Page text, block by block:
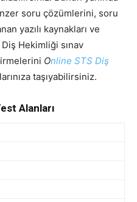
soru çözümlerini, soru
yazılı kaynakları ve
Hekimliği sınav
Online STS Diş
taşıyabilirsiniz.
Alanları